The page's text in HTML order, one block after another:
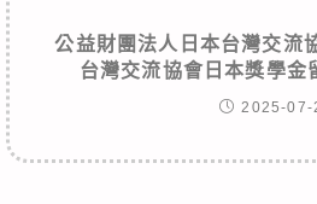
公益財團法人日本台灣交流
台灣交流協會日本獎學金
2025-07-